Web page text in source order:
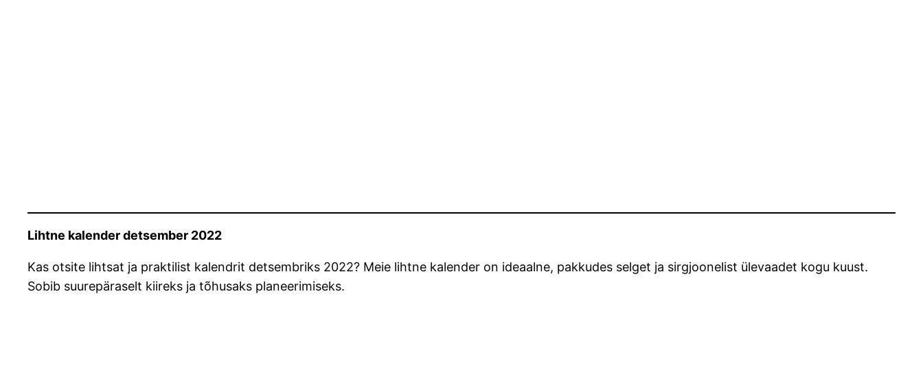
Lihtne kalender detsember 2022
Kas otsite lihtsat ja praktilist kalendrit detsembriks 2022? Meie lihtne kalender on ideaalne, pakkudes selget ja sirgjoonelist ülevaadet kogu kuust.
Sobib suurepäraselt kiireks ja tõhusaks planeerimiseks.